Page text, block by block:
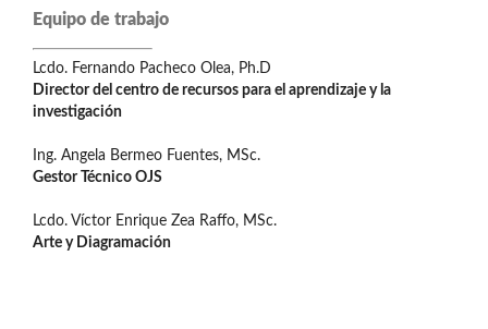
Equipo de trabajo
Lcdo. Fernando Pacheco Olea, Ph.D
Director del centro de recursos para el aprendizaje y la
investigación
Ing. Angela Bermeo Fuentes, MSc.
Gestor Técnico OJS
Lcdo. Víctor Enrique Zea Raffo, MSc.
Arte y Diagramación